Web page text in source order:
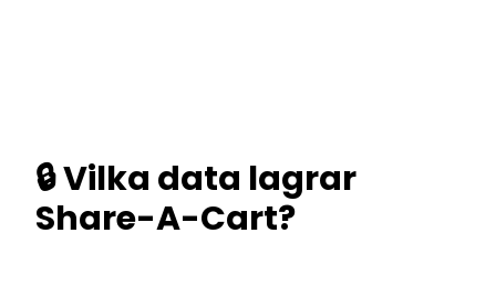
🔒 Vilka data lagrar
Share-A-Cart?